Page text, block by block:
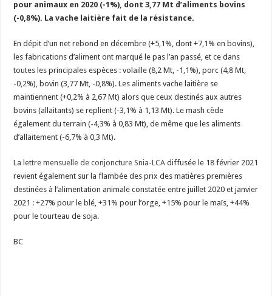
Un été fructueux pour Lactalis
pour animaux en 2020 (-1%), dont 3,77 Mt d’aliments bovins
(-0,8%). La vache laitière fait de la résistance.
En dépit d’un net rebond en décembre (+5,1%, dont +7,1% en bovins),
les fabrications d’aliment ont marqué le pas l’an passé, et ce dans
toutes les principales espèces : volaille (8,2 Mt, -1,1%), porc (4,8 Mt,
-0,2%), bovin (3,77 Mt, -0,8%). Les aliments vache laitière se
maintiennent (+0,2% à 2,67 Mt) alors que ceux destinés aux autres
bovins (allaitants) se replient (-3,1% à 1,13 Mt). Le mash cède
également du terrain (-4,3% à 0,83 Mt), de même que les aliments
d’allaitement (-6,7% à 0,3 Mt).
La lettre mensuelle de conjoncture Snia-LCA diffusée le 18 février 2021
revient également sur la flambée des prix des matières premières
destinées à l’alimentation animale constatée entre juillet 2020 et janvier
2021 : +27% pour le blé, +31% pour l’orge, +15% pour le maïs, +44%
pour le tourteau de soja.
BC